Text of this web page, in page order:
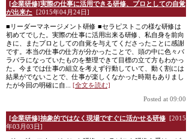
[企業研修]実際の仕事に活用できる研修、プロとしての自覚
が出来た
[2015年04月24日]
■リーダーマネージメント研修 ■セラピストこの様な研修は
初めてでした。実際の仕事に活用出来る研修、私自身を前向
きに、またプロとしての自覚を与えてくださったことに感謝
です。本当の仕事の仕方が分かったことで、頭の中に色々バ
ラバラになっていたものを整理できて目標の立て方もわかっ
た。今までは仕事の組立を考えず行動していて、動く割には
結果がでないことで、仕事が楽しくなかった時期もありまし
たが今回の明確に自... [全文を読む]
Posted at 09:00
[企業研修]抽象的ではなく現場ですぐに活かせる研修
[2015
年03月03日]